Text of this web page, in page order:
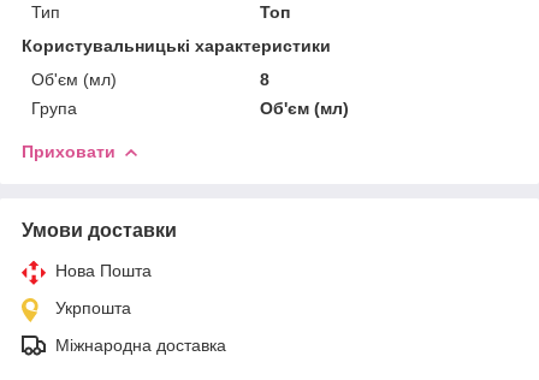
Тип
Топ
Користувальницькі характеристики
Об'єм (мл)
8
Група
Об'єм (мл)
Приховати
Умови доставки
Нова Пошта
Укрпошта
Міжнародна доставка